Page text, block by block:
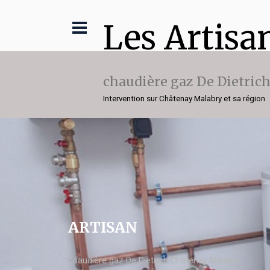
Les
chaudière gaz De Dietrich
Intervention sur Châtenay Malabry et sa région
ARTISAN
chaudière gaz De Dietrich Châtenay Malabry